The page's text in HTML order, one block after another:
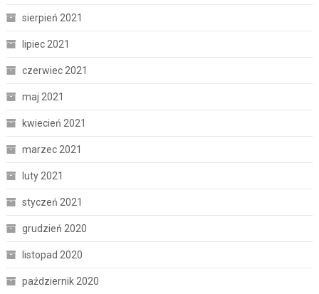
sierpień 2021
lipiec 2021
czerwiec 2021
maj 2021
kwiecień 2021
marzec 2021
luty 2021
styczeń 2021
grudzień 2020
listopad 2020
październik 2020